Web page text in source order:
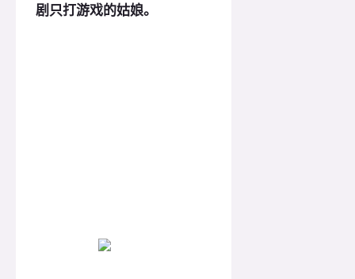
剧只打游戏的姑娘。